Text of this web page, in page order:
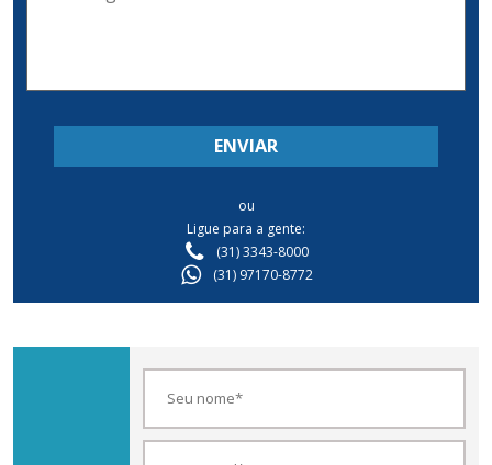
ou
Ligue para a gente:
(31) 3343-8000
(31) 97170-8772
ENVIAR